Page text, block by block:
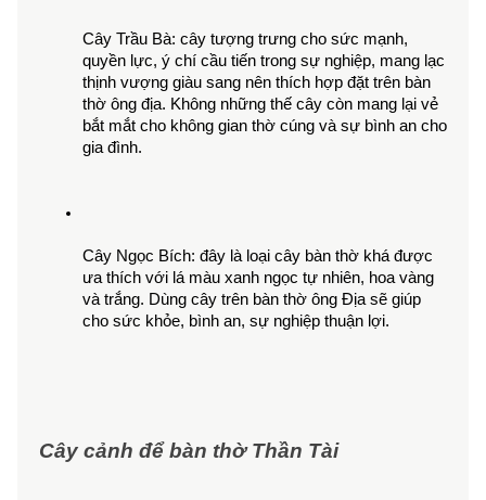
Cây Trầu Bà: cây tượng trưng cho sức mạnh,
quyền lực, ý chí cầu tiến trong sự nghiệp, mang lạc
thịnh vượng giàu sang nên thích hợp đặt trên bàn
thờ ông địa. Không những thế cây còn mang lại vẻ
bắt mắt cho không gian thờ cúng và sự bình an cho
gia đình.
Cây Ngọc Bích: đây là loại cây bàn thờ khá được
ưa thích với lá màu xanh ngọc tự nhiên, hoa vàng
và trắng. Dùng cây trên bàn thờ ông Địa sẽ giúp
cho sức khỏe, bình an, sự nghiệp thuận lợi.
Cây cảnh để bàn thờ Thần Tài